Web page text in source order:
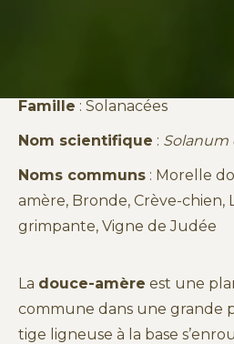
Famille : Solanacées
Nom scientifique : Solanum
Noms communs : Morelle
amère, Bronde, Crève-chien,
grimpante, Vigne de Judée
La douce-amère est une
commune dans une grande
tige ligneuse à la base